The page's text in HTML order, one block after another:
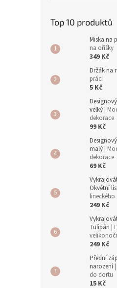
Top 10 produktů
Miska na
na oříšky
349 Kč
Držák na
práci
5 Kč
velký |
dekorace
99 Kč
malý |
dekorace
69 Kč
Okvětní
lineckého
249 Kč
Tulipán |
249 Kč
Přední
narození
do dortu
15 Kč